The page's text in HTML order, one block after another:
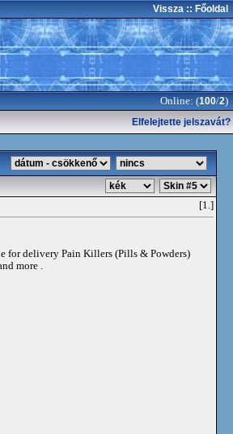
Vissza :: Főoldal
Online: (100/2)
Elfelejtette jelszavát?
[1.]
for delivery Pain Killers (Pills & Powders)
more .